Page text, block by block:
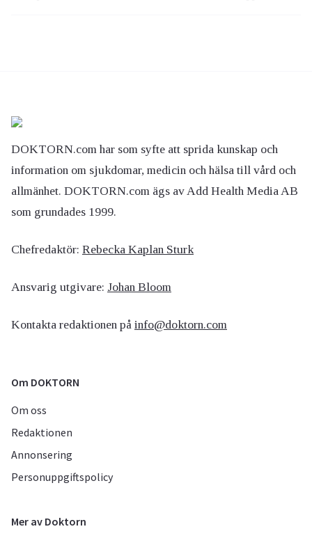
DOKTORN.com har som syfte att sprida kunskap och
information om sjukdomar, medicin och hälsa till vård och
allmänhet. DOKTORN.com ägs av Add Health Media AB
som grundades 1999.
Chefredaktör: Rebecka Kaplan Sturk
Ansvarig utgivare: Johan Bloom
Kontakta redaktionen på info@doktorn.com
Om DOKTORN
Om oss
Redaktionen
Annonsering
Personuppgiftspolicy
Mer av Doktorn